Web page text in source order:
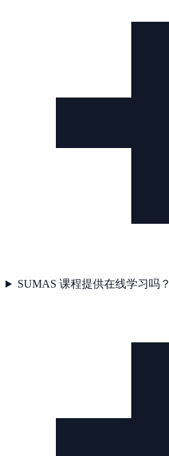
SUMAS 课程提供在线学习吗？